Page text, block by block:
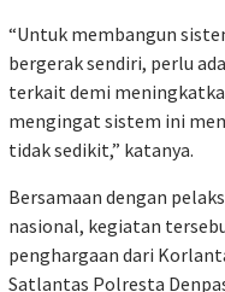
“Untuk membangun
bergerak sendiri, perlu
terkait demi
mengingat sistem ini
tidak sedikit,” katanya.
Bersamaan dengan
nasional, kegiatan
penghargaan dari
Satlantas Polresta